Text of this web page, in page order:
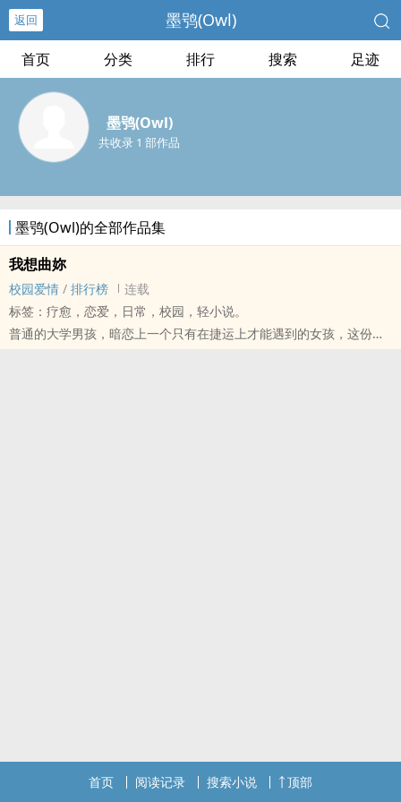
返回 墨鸮(Owl)
首页 分类 排行 搜索 足迹
墨鸮(Owl)
共收录 1 部作品
墨鸮(Owl)的全部作品集
我想曲妳
校园爱情 / 排行榜
连载
标签：疗愈，恋爱，日常，校园，轻小说。
普通的大学男孩，暗恋上一个只有在捷运上才能遇到的女孩，这份感
首页 阅读记录 搜索小说 顶部